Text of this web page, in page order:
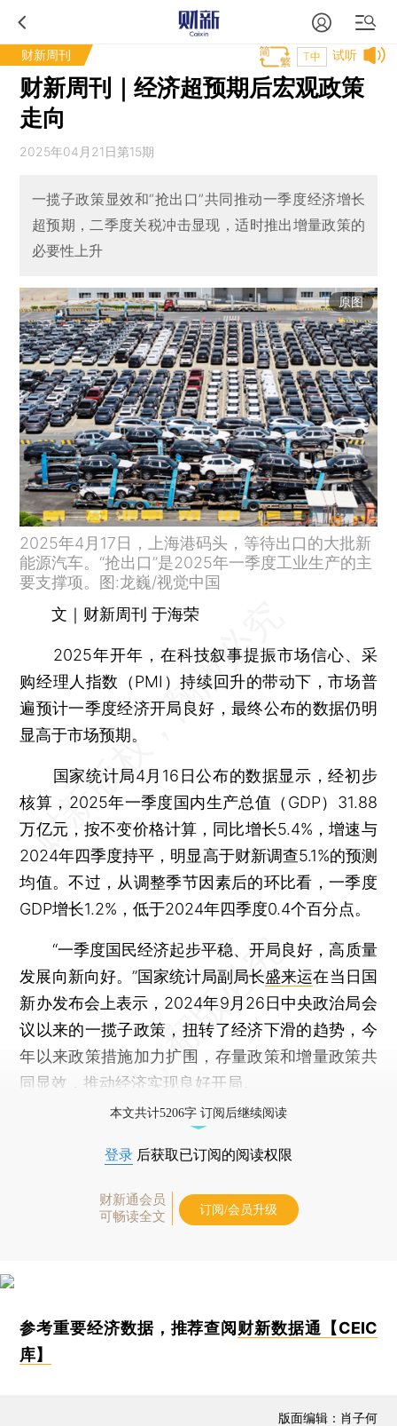
财新周刊 试听
T中
财新周刊｜经济超预期后宏观政策
走向
2025年04月21日第15期
一揽子政策显效和“抢出口”共同推动一季度经济增长
超预期，二季度关税冲击显现，适时推出增量政策的
必要性上升
原图
2025年4月17日，上海港码头，等待出口的大批新
能源汽车。“抢出口”是2025年一季度工业生产的主
要支撑项。图:龙巍/视觉中国
文｜财新周刊 于海荣
2025年开年，在科技叙事提振市场信心、采
购经理人指数（PMI）持续回升的带动下，市场普
遍预计一季度经济开局良好，最终公布的数据仍明
显高于市场预期。
国家统计局4月16日公布的数据显示，经初步
核算，2025年一季度国内生产总值（GDP）31.88
万亿元，按不变价格计算，同比增长5.4%，增速与
2024年四季度持平，明显高于财新调查5.1%的预测
均值。不过，从调整季节因素后的环比看，一季度
GDP增长1.2%，低于2024年四季度0.4个百分点。
“一季度国民经济起步平稳、开局良好，高质量
发展向新向好。”国家统计局副局长盛来运在当日国
新办发布会上表示，2024年9月26日中央政治局会
议以来的一揽子政策，扭转了经济下滑的趋势，今
年以来政策措施加力扩围，存量政策和增量政策共
同显效，推动经济实现良好开局。
本文共计5206字 订阅后继续阅读
登录 后获取已订阅的阅读权限
财新通会员
可畅读全文
订阅/会员升级
参考重要经济数据，推荐查阅财新数据通【CEIC
库】
版面编辑：肖子何